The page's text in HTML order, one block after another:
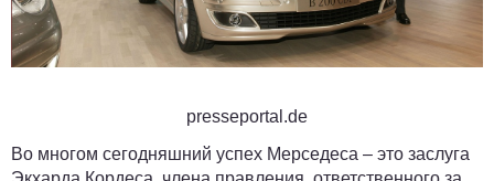
presseportal.de
Во многом сегодняшний успех Мерседеса – это заслуга